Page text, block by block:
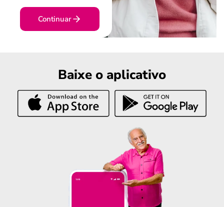
Continuar
Baixe o aplicativo